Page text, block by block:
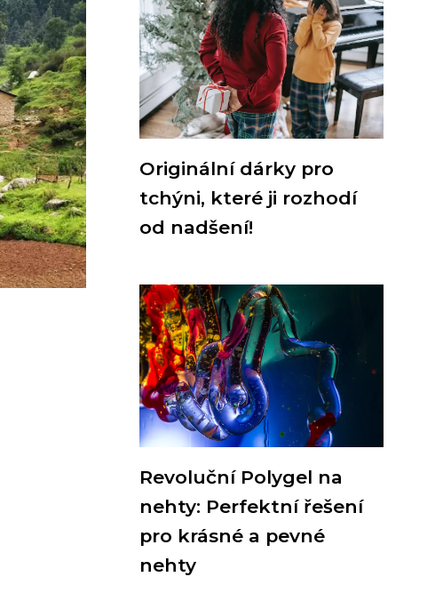
Originální dárky pro
tchýni, které ji rozhodí
od nadšení!
Revoluční Polygel na
nehty: Perfektní řešení
pro krásné a pevné
nehty